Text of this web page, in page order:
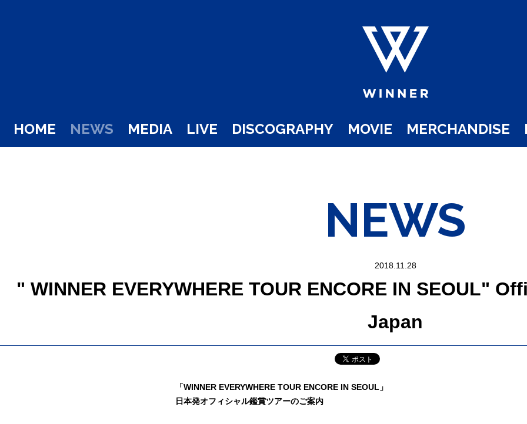
HOME NEWS MEDIA LIVE DISCOGRAPHY MOVIE MERCHANDISE
NEWS
2018.11.28
" WINNER EVERYWHERE TOUR ENCORE IN SEOUL"
Japan
「WINNER EVERYWHERE TOUR ENCORE IN SEOUL」
日本発オフィシャル鑑賞ツアーのご案内